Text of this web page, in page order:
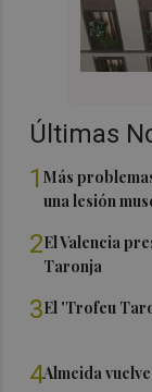
Últimas
1Más
una lesión
2El Valencia
Taronja
3El 'Trofeu
4Almeida